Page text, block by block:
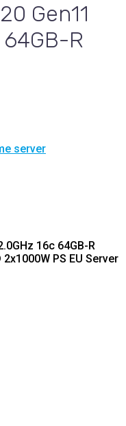
Gen11
64GB-R
server
16c 64GB-R
2x1000W PS EU Server